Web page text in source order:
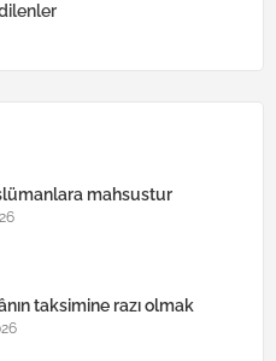
mahsustur
taksimine razı olmak